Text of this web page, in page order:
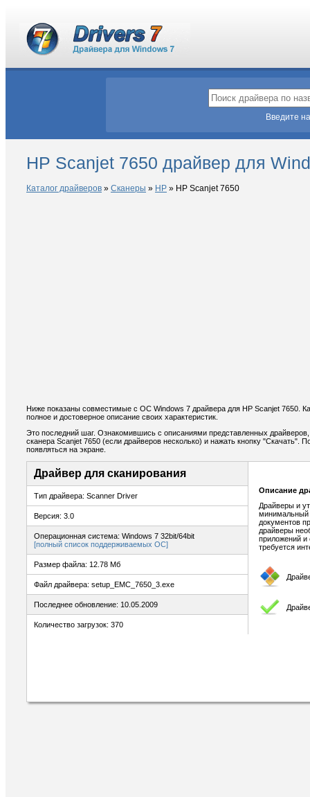
Введите
HP Scanjet 7650 драйвер для
Каталог драйверов » Сканеры » HP » HP Scanjet 7650
Ниже показаны совместимые с ОС Windows 7 драйвера для HP Scanjet 7650.
полное и достоверное описание своих характеристик.
Это последний шаг. Ознакомившись с описаниями представленных
сканера Scanjet 7650 (если драйверов несколько) и нажать кнопку "Скачать".
появляться на экране.
Драйвер для сканирования
Тип драйвера: Scanner Driver
Версия: 3.0
Операционная система: Windows 7 32bit/64bit
[полный список поддерживаемых ОС]
Размер файла: 12.78 Мб
Файл драйвера: setup_EMC_7650_3.exe
Последнее обновление: 10.05.2009
Количество загрузок: 370
Описание
Драйверы и
минимальный
документов
драйверы
приложений и
требуется